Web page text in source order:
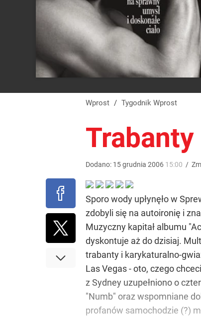
Wprost / Tygodnik Wprost
Trabanty
Dodano: 15grudnia 2006 15:00 /
Sporo wody upłynęło w
zdobyli się na autoironię i
Muzyczny kapitał albumu
dyskontuje aż do dzisiaj.
trabanty i karykaturalno-
Las Vegas - oto, czego
z Sydney uzupełniono o
"Numb" oraz wspomniane
profanów samochodzie (?)